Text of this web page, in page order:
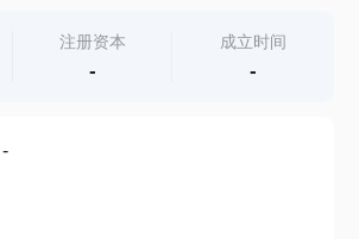
注册资本
-
成立时间
-
-